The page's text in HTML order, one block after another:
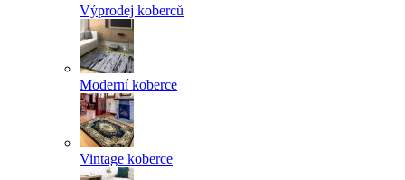
Výprodej koberců
Moderní koberce
Vintage koberce